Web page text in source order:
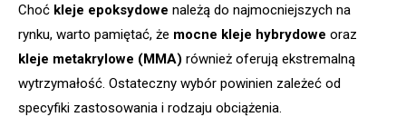
Choć kleje epoksydowe należą do najmocniejszych na
rynku, warto pamiętać, że mocne kleje hybrydowe oraz
kleje metakrylowe (MMA) również oferują ekstremalną
wytrzymałość. Ostateczny wybór powinien zależeć od
specyfiki zastosowania i rodzaju obciążenia.